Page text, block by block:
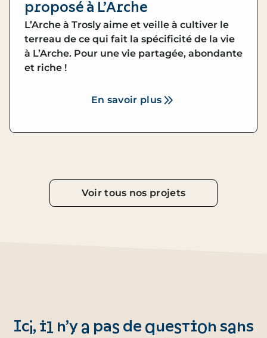
proposé à L’Arche
L’Arche à Trosly aime et veille à cultiver le
terreau de ce qui fait la spécificité de la vie
à L’Arche. Pour une vie partagée, abondante
et riche !
En savoir plus
Voir tous nos projets
Ici, il n’y a pas de question sans